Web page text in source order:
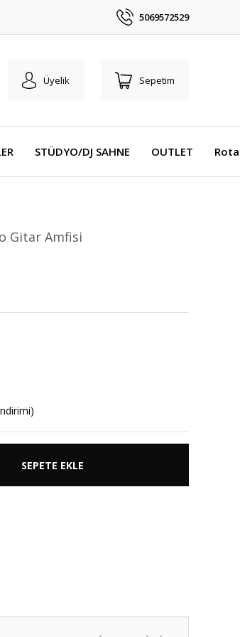
5069572529
Üyelik Sepetim
STÜDYO/DJ SAHNE OUTLET
Gitar Amfisi
SEPETE EKLE